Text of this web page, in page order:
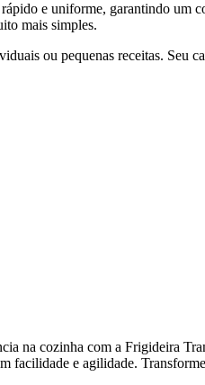
e uniforme, garantindo
mais simples.
ou pequenas receitas. Seu
na cozinha com a Frigideira
facilidade e agilidade.